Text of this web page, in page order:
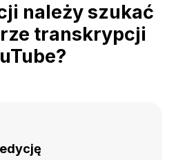
należy szukać
transkrypcji